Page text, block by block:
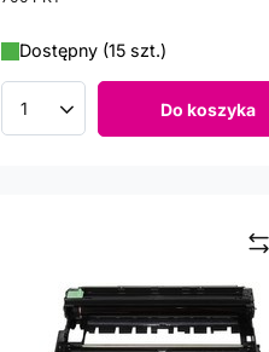
Dostępny (15 szt.)
Ilość produktów Do koszyka